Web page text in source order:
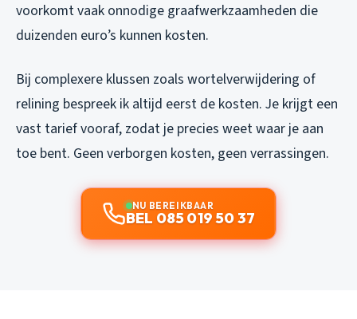
voorkomt vaak onnodige graafwerkzaamheden die
duizenden euro’s kunnen kosten.
Bij complexere klussen zoals wortelverwijdering of
relining bespreek ik altijd eerst de kosten. Je krijgt een
vast tarief vooraf, zodat je precies weet waar je aan
toe bent. Geen verborgen kosten, geen verrassingen.
NU BEREIKBAAR
BEL 085 019 50 37